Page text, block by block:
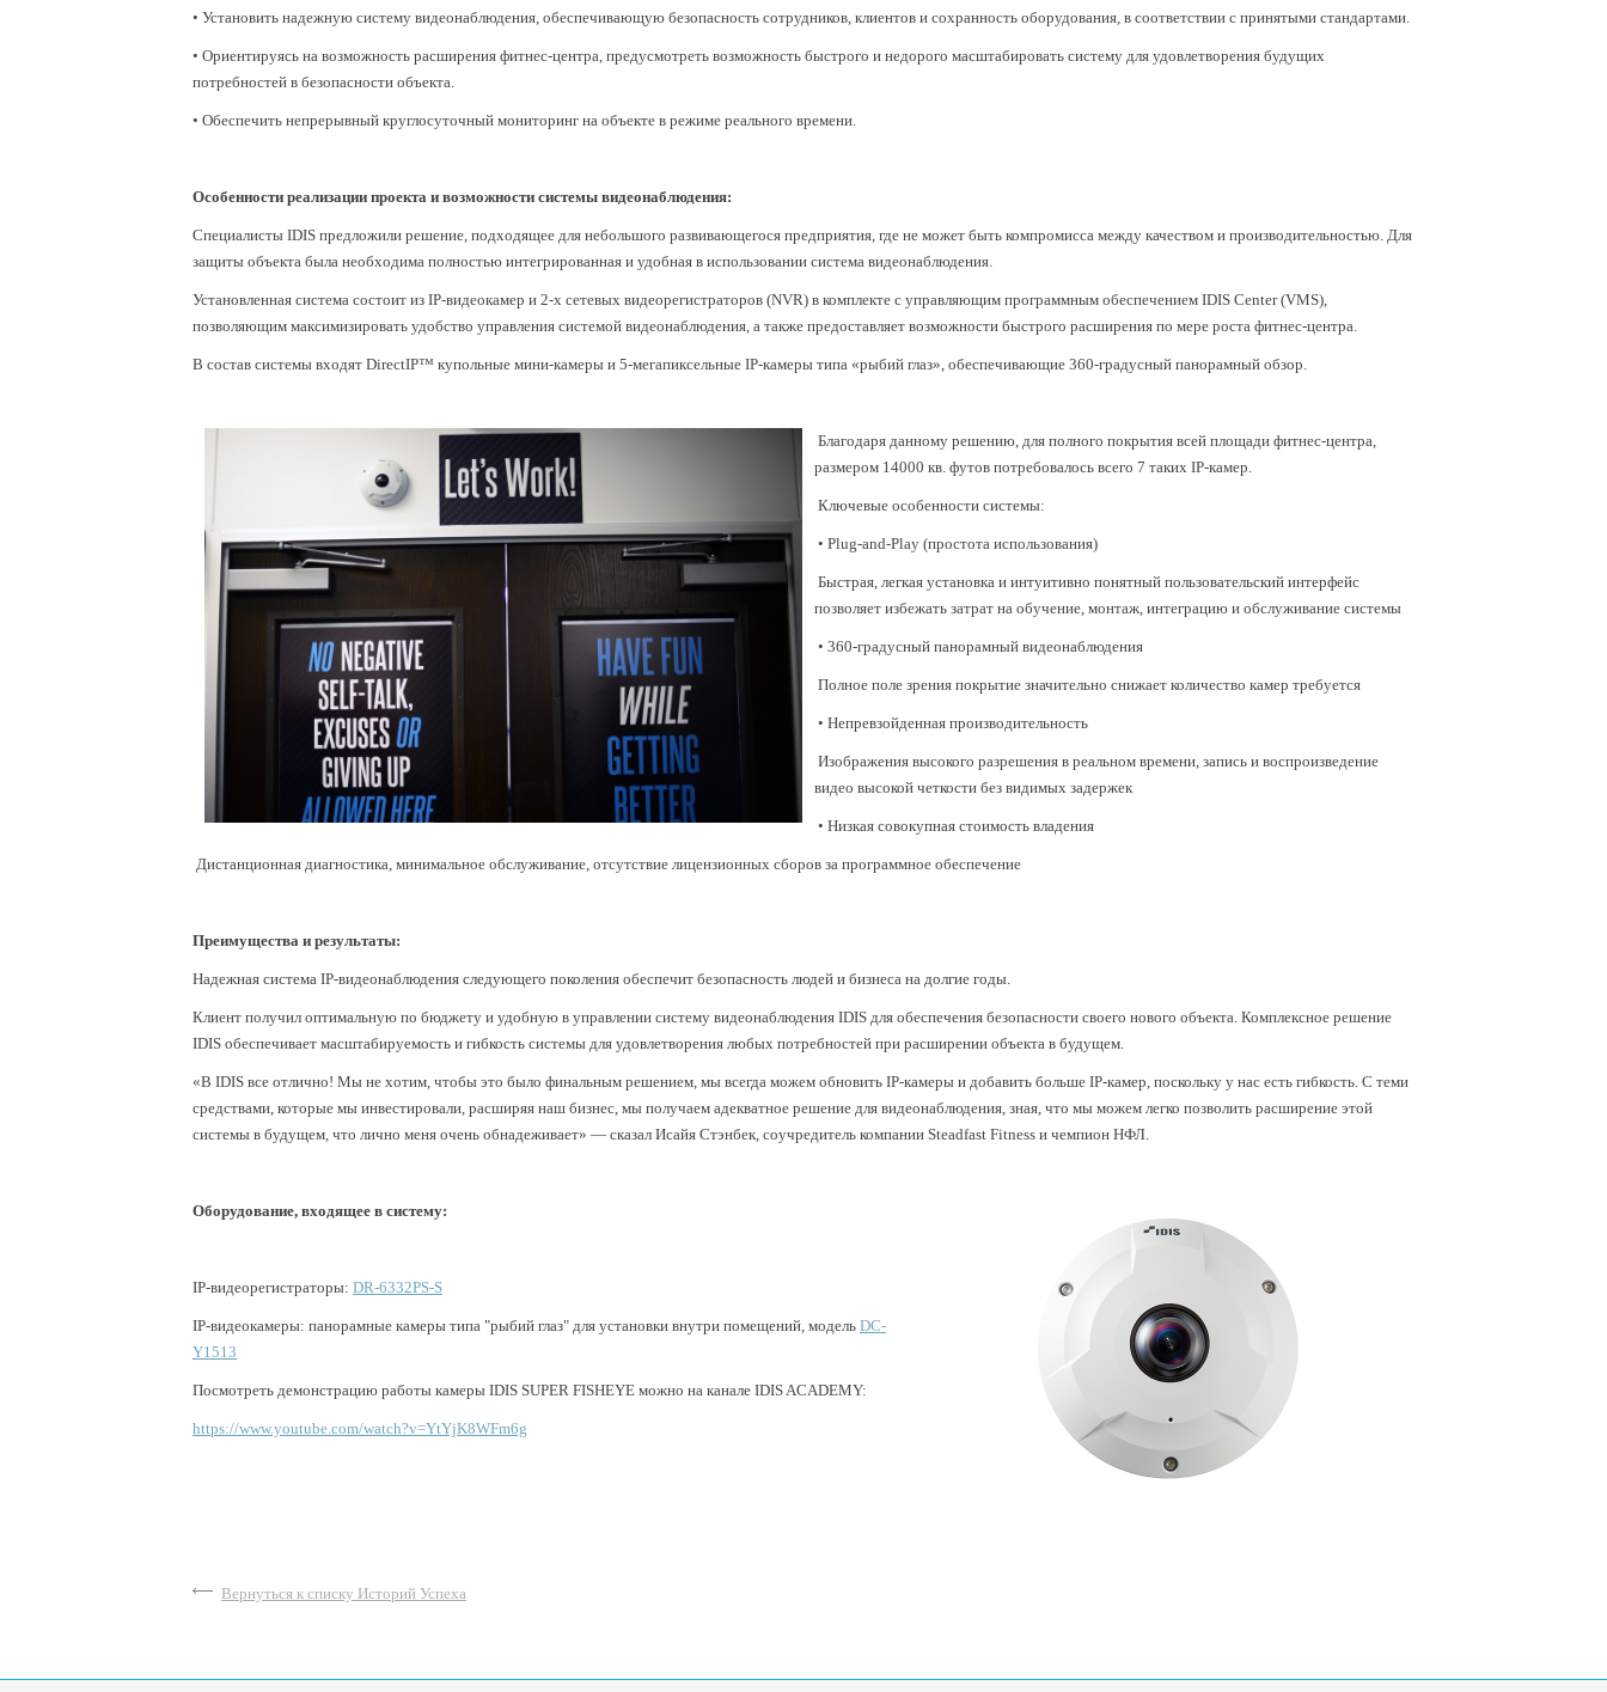
• Установить надежную систему видеонаблюдения, обеспечивающую безопасность сотрудников, клиентов и сохранность оборудования, в соответствии с принятыми стандартами.
• Ориентируясь на возможность расширения фитнес-центра, предусмотреть возможность быстрого и недорого масштабировать систему для удовлетворения будущих
потребностей в безопасности объекта.
• Обеспечить непрерывный круглосуточный мониторинг на объекте в режиме реального времени.
Особенности реализации проекта и возможности системы видеонаблюдения:
Специалисты IDIS предложили решение, подходящее для небольшого развивающегося предприятия, где не может быть компромисса между качеством и производительностью. Для
защиты объекта была необходима полностью интегрированная и удобная в использовании система видеонаблюдения.
Установленная система состоит из IP-видеокамер и 2-х сетевых видеорегистраторов (NVR) в комплекте с управляющим программным обеспечением IDIS Center (VMS),
позволяющим максимизировать удобство управления системой видеонаблюдения, а также предоставляет возможности быстрого расширения по мере роста фитнес-центра.
В состав системы входят DirectIP™ купольные мини-камеры и 5-мегапиксельные IP-камеры типа «рыбий глаз», обеспечивающие 360-градусный панорамный обзор.
Благодаря данному решению, для полного покрытия всей площади фитнес-центра,
размером 14000 кв. футов потребовалось всего 7 таких IP-камер.
Ключевые особенности системы:
• Plug-and-Play (простота использования)
Быстрая, легкая установка и интуитивно понятный пользовательский интерфейс
позволяет избежать затрат на обучение, монтаж, интеграцию и обслуживание системы
• 360-градусный панорамный видеонаблюдения
Полное поле зрения покрытие значительно снижает количество камер требуется
• Непревзойденная производительность
Изображения высокого разрешения в реальном времени, запись и воспроизведение
видео высокой четкости без видимых задержек
• Низкая совокупная стоимость владения
Дистанционная диагностика, минимальное обслуживание, отсутствие лицензионных сборов за программное обеспечение
Преимущества и результаты:
Надежная система IP-видеонаблюдения следующего поколения обеспечит безопасность людей и бизнеса на долгие годы.
Клиент получил оптимальную по бюджету и удобную в управлении систему видеонаблюдения IDIS для обеспечения безопасности своего нового объекта. Комплексное решение
IDIS обеспечивает масштабируемость и гибкость системы для удовлетворения любых потребностей при расширении объекта в будущем.
«В IDIS все отлично! Мы не хотим, чтобы это было финальным решением, мы всегда можем обновить IP-камеры и добавить больше IP-камер, поскольку у нас есть гибкость. С теми
средствами, которые мы инвестировали, расширяя наш бизнес, мы получаем адекватное решение для видеонаблюдения, зная, что мы можем легко позволить расширение этой
системы в будущем, что лично меня очень обнадеживает» — сказал Исайя Стэнбек, соучредитель компании Steadfast Fitness и чемпион НФЛ.
Оборудование, входящее в систему:
IP-видеорегистраторы: DR-6332PS-S
IP-видеокамеры: панорамные камеры типа "рыбий глаз" для установки внутри помещений, модель DC-
Y1513
Посмотреть демонстрацию работы камеры IDIS SUPER FISHEYE можно на канале IDIS ACADEMY:
https://www.youtube.com/watch?v=YtYjK8WFm6g
Вернуться к списку Историй Успеха